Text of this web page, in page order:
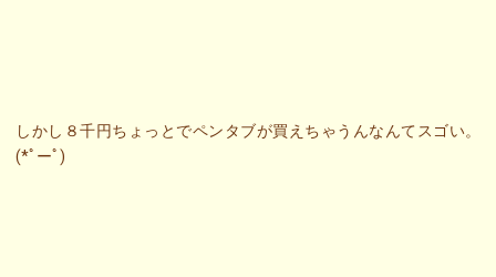
しかし８千円ちょっとでペンタブが買えちゃうんなんてスゴい。
(*ﾟーﾟ)